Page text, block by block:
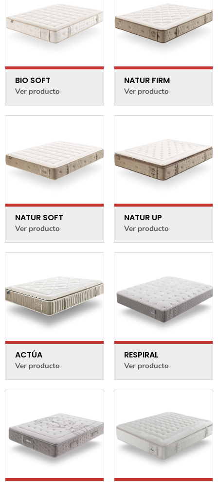
BIO SOFT
Ver producto
NATUR FIRM
Ver producto
NATUR SOFT
Ver producto
NATUR UP
Ver producto
ACTÚA
Ver producto
RESPIRAL
Ver producto